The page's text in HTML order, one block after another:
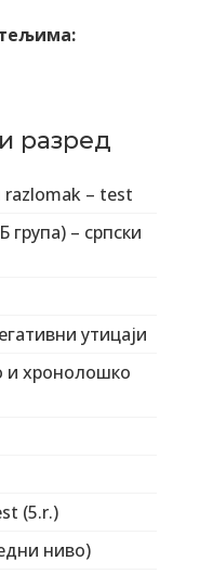
разред
razlomak – test
група) – српски
утицаји
и хронолошко
(5.r.)
ниво)